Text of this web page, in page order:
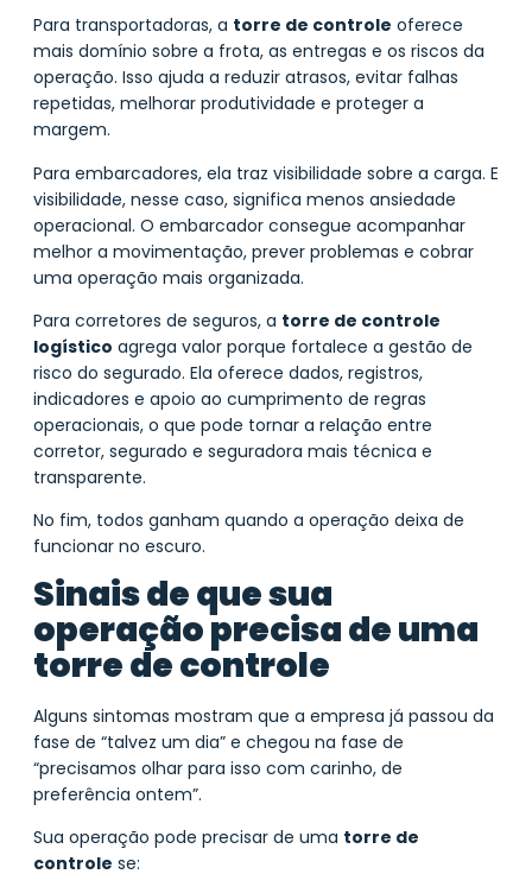
Para transportadoras, a torre de controle oferece
mais domínio sobre a frota, as entregas e os riscos da
operação. Isso ajuda a reduzir atrasos, evitar falhas
repetidas, melhorar produtividade e proteger a
margem.
Para embarcadores, ela traz visibilidade sobre a carga. E
visibilidade, nesse caso, significa menos ansiedade
operacional. O embarcador consegue acompanhar
melhor a movimentação, prever problemas e cobrar
uma operação mais organizada.
Para corretores de seguros, a torre de controle
logístico agrega valor porque fortalece a gestão de
risco do segurado. Ela oferece dados, registros,
indicadores e apoio ao cumprimento de regras
operacionais, o que pode tornar a relação entre
corretor, segurado e seguradora mais técnica e
transparente.
No fim, todos ganham quando a operação deixa de
funcionar no escuro.
Sinais de que sua
operação precisa de uma
torre de controle
Alguns sintomas mostram que a empresa já passou da
fase de “talvez um dia” e chegou na fase de
“precisamos olhar para isso com carinho, de
preferência ontem”.
Sua operação pode precisar de uma torre de
controle se: